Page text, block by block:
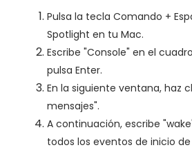
Pulsa la tecla Comando +
Spotlight en tu Mac.
Escribe "Console" en el
pulsa Enter.
En la siguiente ventana, haz
mensajes".
A continuación, escribe
todos los eventos de inicio